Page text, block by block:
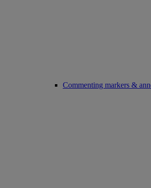
Commenting markers &